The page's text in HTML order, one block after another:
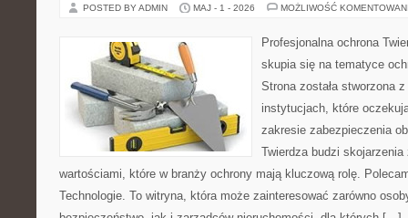
POSTED BY ADMIN MAJ - 1 - 2026 MOŻLIWOŚĆ
Profesjonalna ochrona
skupia się na tematyce
Strona została stworzona
instytucjach, które
zakresie zabezpieczenia
Twierdza budzi
wartościami, które w branży ochrony mają kluczową rolę.
Technologie. To witryna, która może zainteresować zarówno